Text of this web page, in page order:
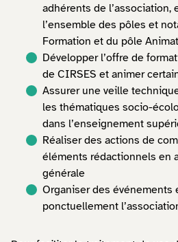
adhérents de l’association,
l’ensemble des pôles et
Formation et du pôle
Développer l’offre de
de CIRSES et animer
Assurer une veille
les thématiques socio-
dans l’enseignement
Réaliser des actions de
éléments rédactionnels en
générale
Organiser des événements
ponctuellement